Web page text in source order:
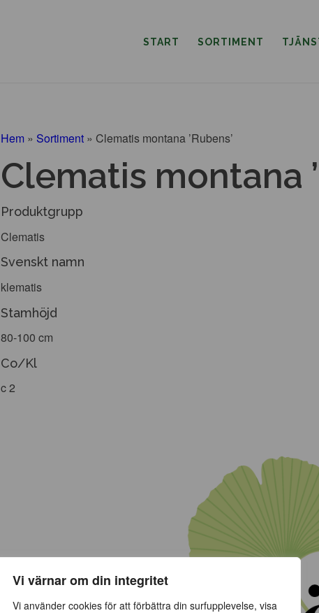
Vi värnar om din integritet
Vi använder cookies för att förbättra din surfupplevelse, visa
START SORTIMENT
Hem » Sortiment » Clematis montana ’Rubens’
Clematis montana
Produktgrupp
Clematis
Svenskt namn
klematis
Stamhöjd
80-100 cm
Co/Kl
c 2